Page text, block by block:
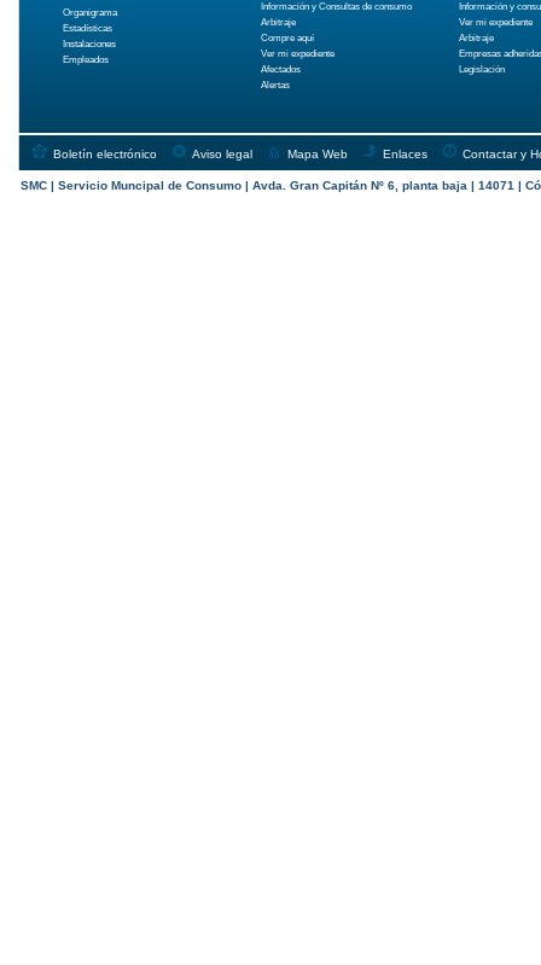
Organigrama
Estadísticas
Instalaciones
Empleados
Información y Consultas de consumo
Arbitraje
Compre aquí
Ver mi expediente
Afectados
Alertas
Información y
Ver mi expediente
Arbitraje
Empresas
Legislación
Boletín electrónico Aviso legal Mapa Web Enlaces Contactar y
SMC | Servicio Muncipal de Consumo | Avda. Gran Capitán Nº 6, planta baja | 14071 |